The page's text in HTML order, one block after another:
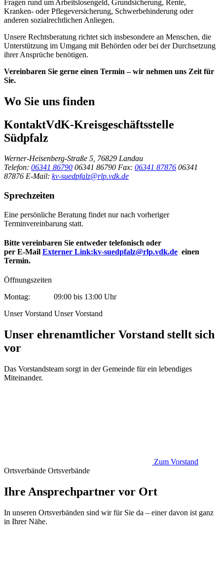
Fragen rund um Arbeitslosengeld, Grundsicherung, Rente,
Kranken- oder Pflegeversicherung, Schwerbehinderung oder
anderen sozialrechtlichen Anliegen.
Unsere Rechtsberatung richtet sich insbesondere an Menschen, die
Unterstützung im Umgang mit Behörden oder bei der Durchsetzung
ihrer Ansprüche benötigen.
Vereinbaren Sie gerne einen Termin – wir nehmen uns Zeit für
Sie.
Wo Sie uns finden
KontaktVdK-Kreisgeschäftsstelle
Südpfalz
Werner-Heisenberg-Straße 5, 76829 Landau
Telefon: 06341 86790 06341 86790 Fax: 06341 87876 06341
87876 E-Mail: kv-suedpfalz@rlp.vdk.de
Sprechzeiten
Eine persönliche Beratung findet nur nach vorheriger
Terminvereinbarung statt.
Bitte vereinbaren Sie entweder telefonisch oder
per E-Mail Externer Link:kv-suedpfalz@rlp.vdk.de einen
Termin.
Öffnungszeiten
Montag: 09:00 bis 13:00 Uhr
Unser Vorstand Unser Vorstand
Unser ehrenamtlicher Vorstand stellt sich
vor
Das Vorstandsteam sorgt in der Gemeinde für ein lebendiges
Miteinander.
Zum Vorstand
Ortsverbände Ortsverbände
Ihre Ansprechpartner vor Ort
In unseren Ortsverbänden sind wir für Sie da – einer davon ist ganz
in Ihrer Nähe.